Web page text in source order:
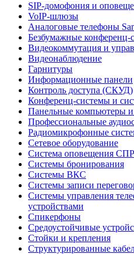
SIP-домофония и
VoIP-шлюзы
Аналоговые телефоны
Безбумажные конференц-
Видеокоммутация и
Видеонаблюдение
Гарнитуры
Информационные панели
Контроль доступа (СКУД)
Конференц-системы и
Панельные компьютеры
Профессиональные
Радиомикрофонные
Сетевое оборудование
Система оповещения
Системы бронирования
Системы ВКС
Системы записи
Системы управления
устройствами
Спикерфоны
Средоустойчивые
Стойки и крепления
Структурированные